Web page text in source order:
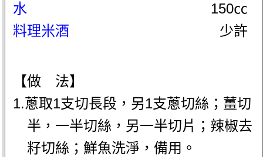
水
150㏄
料理米酒
少許
【做 法】
1.蔥取1支切長段，另1支蔥切絲；薑切
半，一半切絲，另一半切片；辣椒去
籽切絲；鮮魚洗淨，備用。